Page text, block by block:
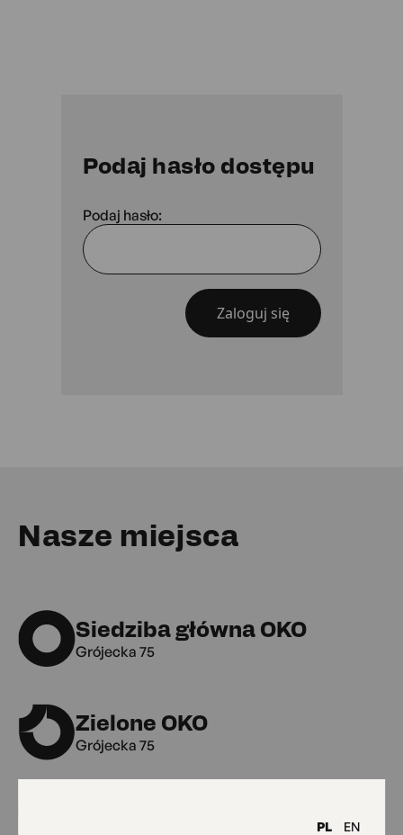
PL EN
Podaj hasło dostępu
Podaj hasło:
Zaloguj się
Nasze miejsca
Siedziba główna OKO
Grójecka 75
Zielone OKO
Grójecka 75